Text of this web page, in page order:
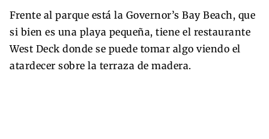
Frente al parque está la Governor’s Bay Beach, que
si bien es una playa pequeña, tiene el restaurante
West Deck donde se puede tomar algo viendo el
atardecer sobre la terraza de madera.